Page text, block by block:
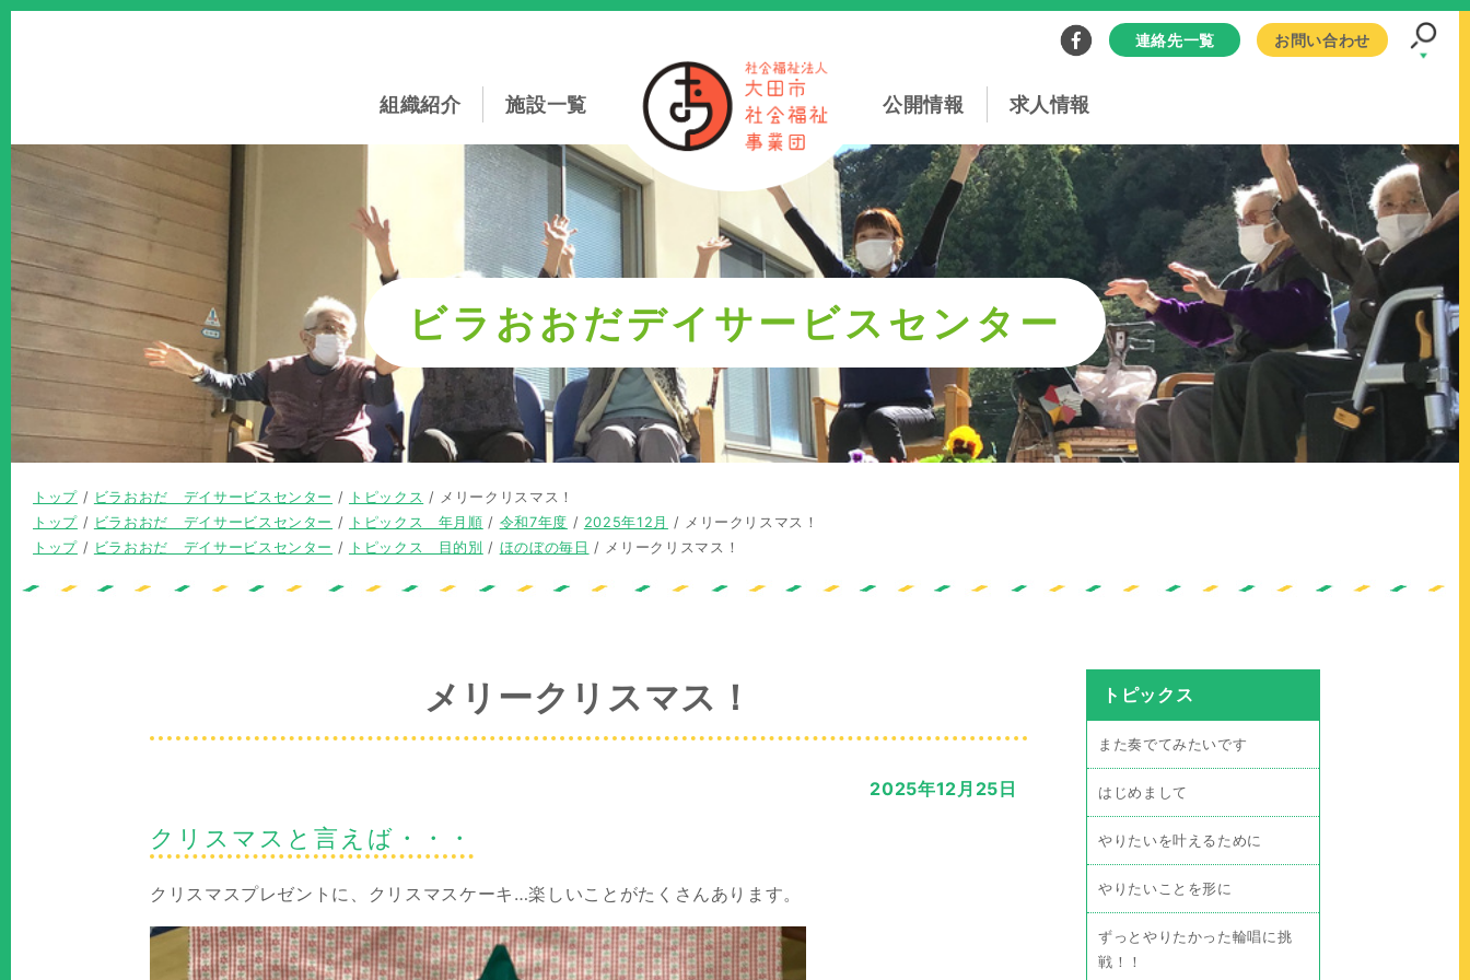
このページの本文へ
連絡先一覧 お問い合わせ
組織紹介 施設一覧 公開情報 求人情報
ビラおおだデイサービスセンター
現
在
の
置：
トップ/ ビラおおだ デイサービスセンター / トピックス /
メリークリスマス！
現
在
トップ/ ビラおおだ デイサービスセンター / トピックス 年月順 / 令和7年度 / 2025年12月 /
メリークリスマス！
現
トップ/ ビラおおだ デイサービスセンター / トピックス 目的別 / ほのぼの毎日 / メリークリスマス！
メリークリスマス！
2025年12月25日
クリスマスと言えば・・・
クリスマスプレゼントに、クリスマスケーキ…楽しいことがたくさんあります。
トピックス
また奏でてみたいです
はじめまして
やりたいを叶えるために
やりたいことを形に
ずっとやりたかった輪唱に挑
戦！！